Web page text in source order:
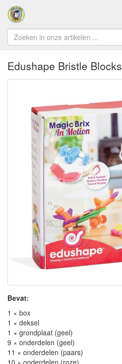
Edushape Bristle Blocks
Bevat:
1 × box
1 × deksel
1 × grondplaat (geel)
9 × onderdelen (geel)
11 × onderdelen (paars)
10 × onderdelen (roze)